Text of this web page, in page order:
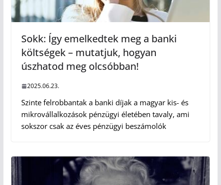
Sokk: Így emelkedtek meg a banki
költségek – mutatjuk, hogyan
úszhatod meg olcsóbban!
2025.06.23.
Szinte felrobbantak a banki díjak a magyar kis- és
mikrovállalkozások pénzügyi életében tavaly, ami
sokszor csak az éves pénzügyi beszámolók